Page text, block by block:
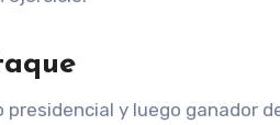
y luego ganador